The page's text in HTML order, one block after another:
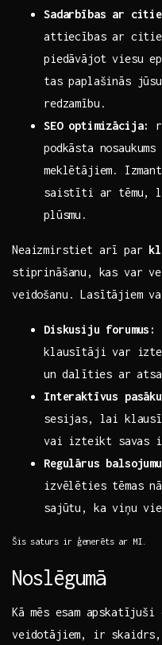
Sadarbības ar
attiecības ar
piedāvājot viesu
tas paplašinās
redzamību.
SEO optimizācija:
podkāsta
meklētājiem.
saistīti ar tēmu,
plūsmu.
Neaizmirstiet arī par​
stiprināšanu,⁢ kas var
veidošanu. Lasītājiem
Diskusiju forumus:
klausītāji var
⁣un dalīties ar
Interaktīvus
sesijas, lai
⁢vai ​izteikt savas
Regulārus
izvēlēties tēmas
sajūtu, ka ​viņu
Šis saturs ir ģenerēts ‍ar MI.
Noslēgumā
Kā⁤ mēs ⁣esam
veidotājiem, ir